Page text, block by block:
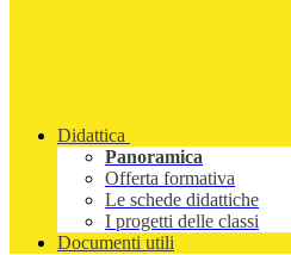
Didattica
Panoramica
Offerta formativa
Le schede didattiche
I progetti delle classi
Documenti utili